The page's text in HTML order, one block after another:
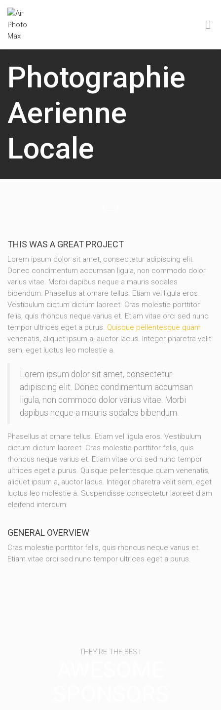
Photographie
Aerienne
Locale
THIS WAS A GREAT PROJECT
Lorem ipsum dolor sit amet, consectetur adipiscing elit.
Donec condimentum accumsan ligula, non commodo dolor
varius vitae. Morbi dapibus neque a mauris sodales
bibendum. Phasellus at ornare tellus. Etiam vel ligula eros.
Vestibulum dictum dictum laoreet. Cras molestie porttitor
felis, quis rhoncus neque varius et. Etiam vitae orci sed nunc
tempor ultrices eget a purus. Quisque pellentesque quam
venenatis, aliquet ipsum a, auctor lacus. Integer pharetra velit
sem, eget luctus leo molestie a.
Lorem ipsum dolor sit amet, consectetur
adipiscing elit. Donec condimentum accumsan
ligula, non commodo dolor varius vitae. Morbi
dapibus neque a mauris sodales bibendum.
Phasellus at ornare tellus. Etiam vel ligula eros. Vestibulum
dictum dictum laoreet. Cras molestie porttitor felis, quis
rhoncus neque varius et. Etiam vitae orci sed nunc tempor
ultrices eget a purus. Quisque pellentesque quam venenatis,
aliquet ipsum a, auctor lacus. Integer pharetra velit sem, eget
luctus leo molestie a. Suspendisse consectetur laoreet diam
eleifend interdum.
GENERAL OVERVIEW
Cras molestie porttitor felis, quis rhoncus neque varius et.
Etiam vitae orci sed nunc tempor ultrices eget a purus.
THEY'RE THE BEST